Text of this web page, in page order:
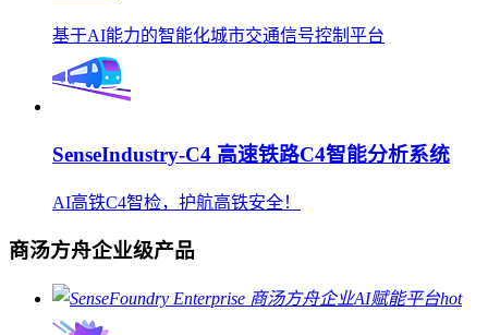
基于AI能力的智能化城市交通信号控制平台
SenseIndustry-C4 高速铁路C4智能分析系统
AI高铁C4智检，护航高铁安全！
商汤方舟企业级产品
hot